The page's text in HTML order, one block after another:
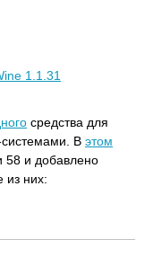
1.1.31
средства для
В этом
58 и добавлено
из них: